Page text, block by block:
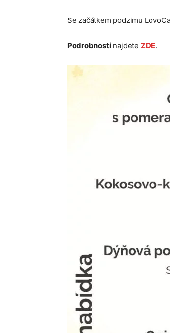
Se začátkem podzimu
Podrobnosti najdete ZDE.